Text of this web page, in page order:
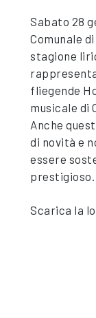
Sabato 28
Comunale
stagione
fliegende
musicale di
Anche
di novità e
essere
prestigioso.
Scarica la